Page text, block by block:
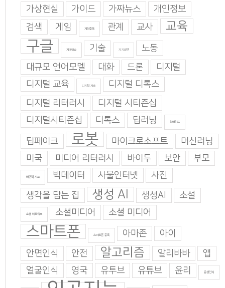
가상현실 가이드 가짜뉴스
개인정보
검색
게임 게임중독 관계 교사 교육
구글 기계학습 기술 기지과인
노동
대규모 언어모델
대화 드론
디지털
디지털 교육
디지털 기술
디지털 디톡스
디지털 리터러시
디지털 시티즌십
디지털시티즌십
디톡스 딥러닝 딥마인드
딥페이크 로봇 마이크로소프트
머신러닝
미국
미디어 리터러시 바이두 보안 부모
비판적 사고 빅데이터 사물인터넷
사진
생각을 담는 집
생성 AI 생성AI 소설
소셜 네트워크 소셜미디어 소셜 미디어
스마트폰 스마트폰 중독 아마존
아이
안면인식
안전 알고리즘 알리바바
앱
얼굴인식
영국 유투브 유튜브 윤리 음성인식